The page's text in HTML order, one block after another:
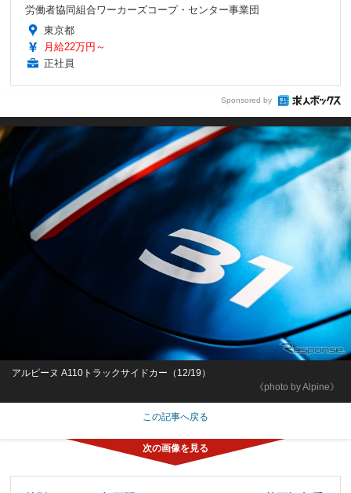
労働者協同組合ワーカーズコープ・センター事業団
東京都
月給22万円～
正社員
Sponsored by
《photo by Alpine》
アルピーヌ A110トラックサイドカー（12/19）
この記事へ戻る